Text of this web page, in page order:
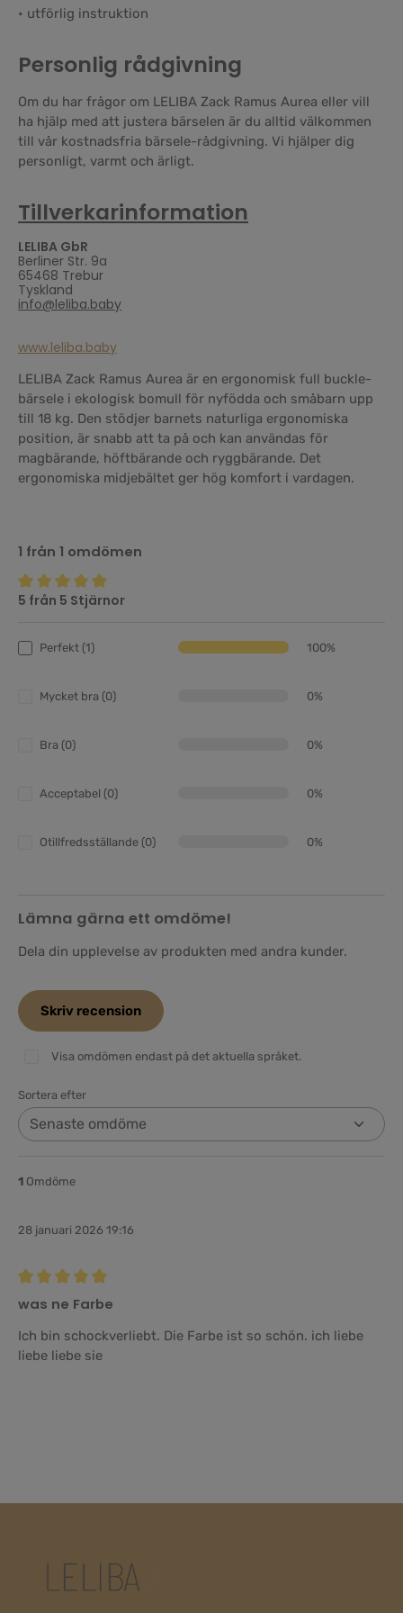
• utförlig instruktion
Personlig rådgivning
Om du har frågor om LELIBA Zack Ramus Aurea eller vill
ha hjälp med att justera bärselen är du alltid välkommen
till vår kostnadsfria bärsele-rådgivning. Vi hjälper dig
personligt, varmt och ärligt.
Tillverkarinformation
LELIBA GbR
Berliner Str. 9a
65468 Trebur
Tyskland
info@leliba.baby
www.leliba.baby
LELIBA Zack Ramus Aurea är en ergonomisk full buckle-
bärsele i ekologisk bomull för nyfödda och småbarn upp
till 18 kg. Den stödjer barnets naturliga ergonomiska
position, är snabb att ta på och kan användas för
magbärande, höftbärande och ryggbärande. Det
ergonomiska midjebältet ger hög komfort i vardagen.
1 från 1 omdömen
Genomsnittligt betyg på 5 av 5 stjärnor
5 från 5 Stjärnor
Perfekt (1) 100%
Mycket bra (0) 0%
Bra (0) 0%
Acceptabel (0) 0%
Otillfredsställande (0) 0%
Lämna gärna ett omdöme!
Dela din upplevelse av produkten med andra kunder.
Skriv recension
Visa omdömen endast på det aktuella språket.
Sortera efter
1 Omdöme
28 januari 2026 19:16
Recension med betyg på 5 av 5 stjärnor
was ne Farbe
Ich bin schockverliebt. Die Farbe ist so schön. ich liebe
liebe liebe sie